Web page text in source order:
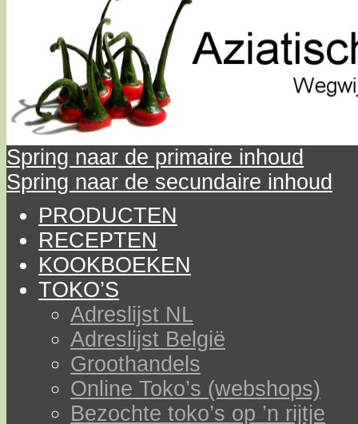
Spring naar de primaire inhoud
Spring naar de secundaire inhoud
PRODUCTEN
RECEPTEN
KOOKBOEKEN
TOKO’S
Adreslijst NL
Adreslijst België
Groothandels
Online Toko’s (webshops)
Bezochte toko’s op ’n rijtje